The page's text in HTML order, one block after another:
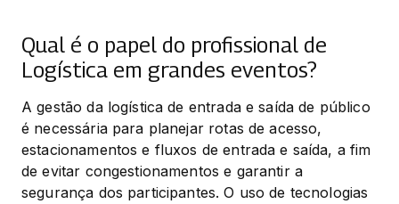
Qual é o papel do profissional de
Logística em grandes eventos?
A gestão da logística de entrada e saída de público
é necessária para planejar rotas de acesso,
estacionamentos e fluxos de entrada e saída, a fim
de evitar congestionamentos e garantir a
segurança dos participantes. O uso de tecnologias